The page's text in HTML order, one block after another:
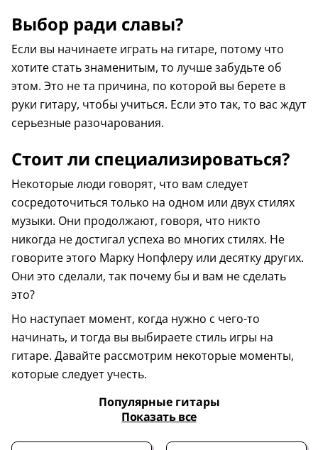
Выбор ради славы?
Если вы начинаете играть на гитаре, потому что
хотите стать знаменитым, то лучше забудьте об
этом. Это не та причина, по которой вы берете в
руки гитару, чтобы учиться. Если это так, то вас ждут
серьезные разочарования.
Стоит ли специализироваться?
Некоторые люди говорят, что вам следует
сосредоточиться только на одном или двух стилях
музыки. Они продолжают, говоря, что никто
никогда не достигал успеха во многих стилях. Не
говорите этого Марку Нопфлеру или десятку других.
Они это сделали, так почему бы и вам не сделать
это?
Но наступает момент, когда нужно с чего-то
начинать, и тогда вы выбираете стиль игры на
гитаре. Давайте рассмотрим некоторые моменты,
которые следует учесть.
Популярные гитары
Показать все